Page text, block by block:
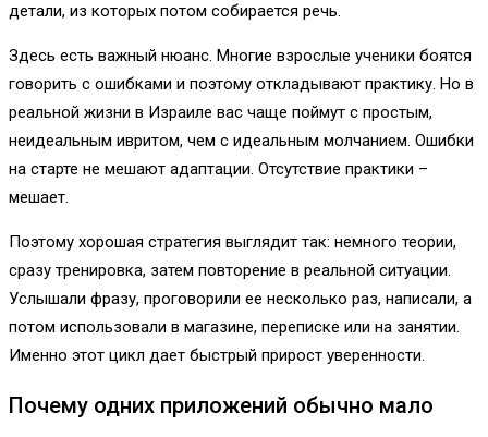
детали, из которых потом собирается речь.
Здесь есть важный нюанс. Многие взрослые ученики боятся
говорить с ошибками и поэтому откладывают практику. Но в
реальной жизни в Израиле вас чаще поймут с простым,
неидеальным ивритом, чем с идеальным молчанием. Ошибки
на старте не мешают адаптации. Отсутствие практики –
мешает.
Поэтому хорошая стратегия выглядит так: немного теории,
сразу тренировка, затем повторение в реальной ситуации.
Услышали фразу, проговорили ее несколько раз, написали, а
потом использовали в магазине, переписке или на занятии.
Именно этот цикл дает быстрый прирост уверенности.
Почему одних приложений обычно мало